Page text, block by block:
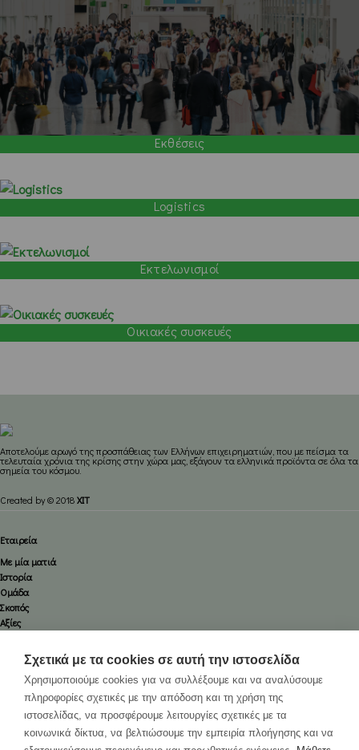
Εκθέσεις
Logistics
Εκτελωνισμοί
Οικιακές συσκευές
Aποτελούμε αρωγό της προσπάθειας των Ελλήνων επιχειρηματιών, που με πείσμα τα
τελευταία χρόνια της κρίσης στην χώρα μας, εξάγουν τα ελληνικά προϊόντα σε όλα τα
σημεία του κόσμου.
Created by © 2018XIT
Εταιρεία
Με μία ματιά
Ιστορία
Ομάδα
Σκοπός
Αξίες
Καριέρα
Υπηρεσίες
Αεροπορικές
Ναυτιλιακές
Εκθέσεων
Σχετικά με τα cookies σε αυτή την ιστοσελίδα
Χρησιμοποιούμε cookies για να συλλέξουμε και να αναλύσουμε
πληροφορίες σχετικές με την απόδοση και τη χρήση της
ιστοσελίδας, να προσφέρουμε λειτουργίες σχετικές με τα
κοινωνικά δίκτυα, να βελτιώσουμε την εμπειρία πλοήγησης και να